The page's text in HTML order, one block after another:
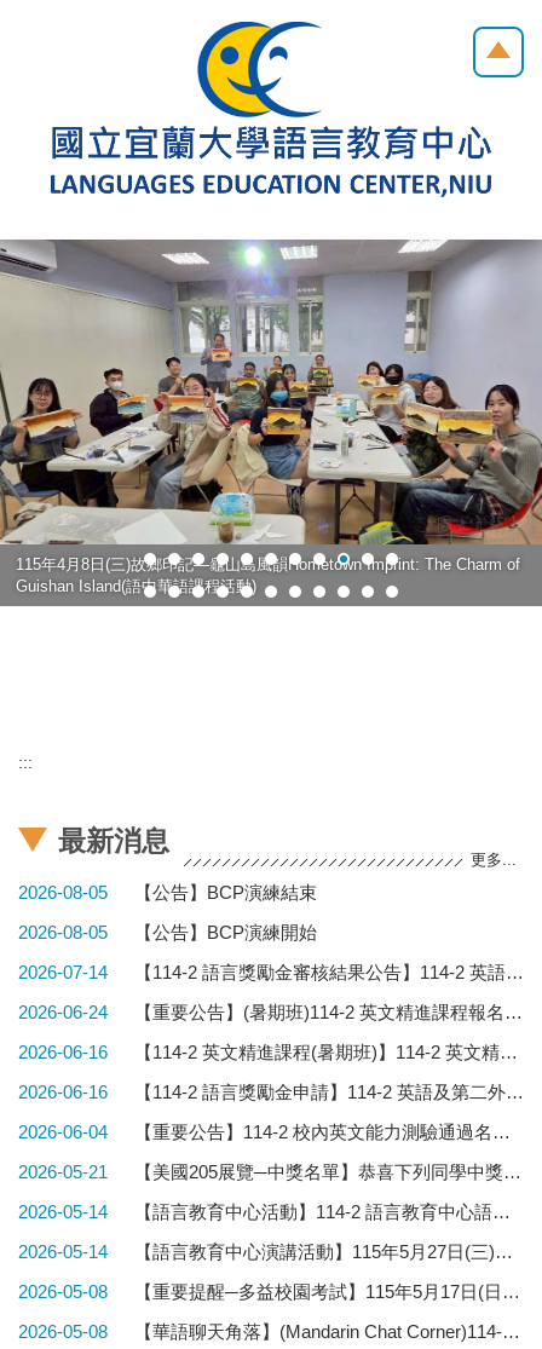
115年4月8日(三)故鄉印記—龜山島風韻Hometown Imprint: The Charm of
Guishan Island(語中華語課程活動)
:::
最新消息
2026-08-05
【公告】BCP演練結束
2026-08-05
【公告】BCP演練開始
2026-07-14
【114-2 語言獎勵金審核結果公告】114-2 英語及第二外語獎勵金─審核通過名單公告
2026-06-24
【重要公告】(暑期班)114-2 英文精進課程報名截止，報名繳費未達20人本次不開班。
2026-06-16
【114-2 英文精進課程(暑期班)】114-2 英文精進課程(暑期班)簡章公告~報名時間5/25(一)至6/23(二)
2026-06-16
【114-2 語言獎勵金申請】114-2 英語及第二外語獎勵金申請時間及方式公告
2026-06-04
【重要公告】114-2 校內英文能力測驗通過名單公告
2026-05-21
【美國205展覽─中獎名單】恭喜下列同學中獎~5/25(一)開始領取獎品~
2026-05-14
【語言教育中心活動】114-2 語言教育中心語言診斷及輔導
2026-05-14
【語言教育中心演講活動】115年5月27日(三)、6月3日(三)「魔英傳腦：用魔術打開 你的英語腦」系列工作坊Magic English Mind: Unlock Your English Brain with Magic
2026-05-08
【重要提醒─多益校園考試】115年5月17日(日) 多益校園考試 考前提醒
2026-05-08
【華語聊天角落】(Mandarin Chat Corner)114-2 華語聊天角落，5/8(五)因故延後至5/15(五)~歡迎參加
更多...